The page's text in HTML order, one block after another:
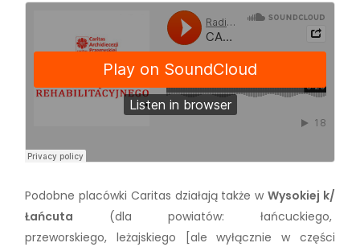
Podobne placówki Caritas działają także w Wysokiej k/
Łańcuta (dla powiatów: łańcuckiego,
przeworskiego, leżajskiego [ale wyłącznie w części